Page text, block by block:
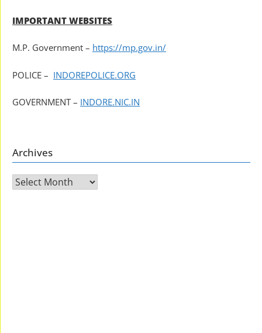
IMPORTANT WEBSITES
M.P. Government – https://mp.gov.in/
POLICE – INDOREPOLICE.ORG
GOVERNMENT – INDORE.NIC.IN
Archives
Archives